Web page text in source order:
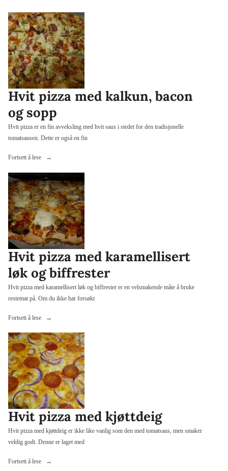
med
kalkun
og
bacon»
Hvit pizza med kalkun, bacon
og sopp
Hvit pizza er en fin avveksling med hvit saus i stedet for den tradisjonelle
tomatsausen. Dette er også en fin
Fortsett å lese
«Hvit
med
kalkun,
bacon
og
sopp»
Hvit pizza med karamellisert
løk og biffrester
Hvit pizza med karamellisert løk og biffrester er en velsmakende måte å bruke
restemat på. Om du ikke har forsøkt
Fortsett å lese
«Hvit
med
karamellisert
løk
og
biffrester»
Hvit pizza med kjøttdeig
Hvit pizza med kjøttdeig er ikke like vanlig som den med tomatsaus, men smaker
veldig godt. Denne er laget med
Fortsett å lese
«Hvit